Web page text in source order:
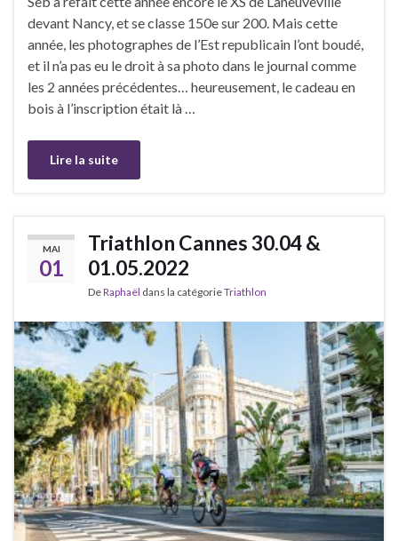
devant Nancy, et se classe 150e sur 200. Mais cette
année, les photographes de l’Est republicain l’ont boudé,
et il n’a pas eu le droit à sa photo dans le journal comme
les 2 années précédentes… heureusement, le cadeau en
bois à l’inscription était là …
Lire la suite
MAI
01
Triathlon Cannes 30.04 &
01.05.2022
DeRaphaël dans la catégorieTriathlon